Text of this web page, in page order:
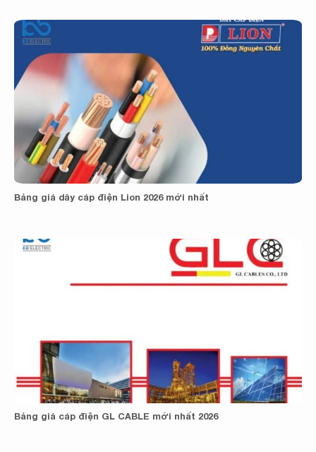
Bảng giá dây cáp điện Lion 2026 mới nhất
Bảng giá cáp điện GL CABLE mới nhất 2026